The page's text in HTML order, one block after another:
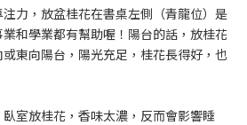
力，放盆桂花在書桌左側（青龍位）是
和學業都有幫助喔！陽台的話，放桂花
東向陽台，陽光充足，桂花長得好，也
室放桂花，香味太濃，反而會影響睡